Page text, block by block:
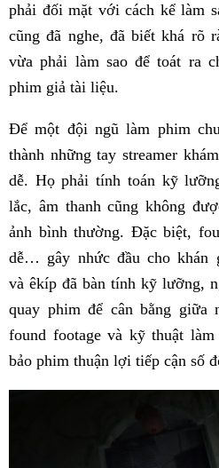
phải đối mặt với cách kể làm
cũng đã nghe, đã biết khá rõ
vừa phải làm sao để toát ra
phim giả tài liệu.
Để một đội ngũ làm phim
thành những tay streamer
dễ. Họ phải tính toán kỹ
lắc, âm thanh cũng không
ảnh bình thường. Đặc biệt,
dễ… gây nhức đầu cho
và êkíp đã bàn tính kỹ lưỡng,
quay phim để cân bằng giữa
found footage và kỹ thuật
bảo phim thuận lợi tiếp cận số